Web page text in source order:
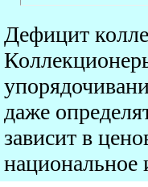
Дефицит
даже
зависит в
национальное